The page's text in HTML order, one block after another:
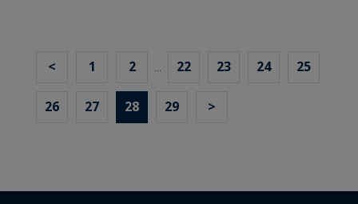
< 1 2 ... 22 23 24 25
26 27 28 29 >